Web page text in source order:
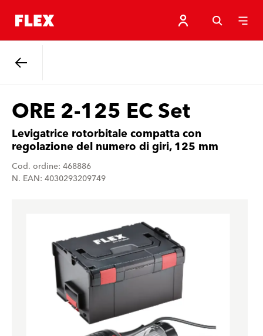
ORE 2-125 EC Set
Levigatrice rotorbitale compatta con
regolazione del numero di giri, 125 mm
Cod. ordine: 468886
N. EAN: 4030293209749